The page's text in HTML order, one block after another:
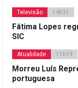
Televisão 14h31
Fátima Lopes
SIC
Atualidade 11h19
Morreu Luís
portuguesa